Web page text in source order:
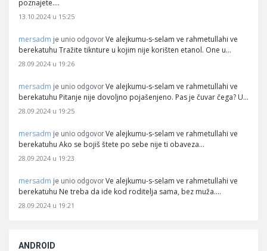
poznajete.…
13.10.2024 u 15:25
mersadm je unio odgovor Ve alejkumu-s-selam ve rahmetullahi ve
berekatuhu Tražite tiknture u kojim nije korišten etanol. One u…
28.09.2024 u 19:26
mersadm je unio odgovor Ve alejkumu-s-selam ve rahmetullahi ve
berekatuhu Pitanje nije dovoljno pojašenjeno. Pas je čuvar čega? U…
28.09.2024 u 19:25
mersadm je unio odgovor Ve alejkumu-s-selam ve rahmetullahi ve
berekatuhu Ako se bojiš štete po sebe nije ti obaveza…
28.09.2024 u 19:23
mersadm je unio odgovor Ve alejkumu-s-selam ve rahmetullahi ve
berekatuhu Ne treba da ide kod roditelja sama, bez muža.…
28.09.2024 u 19:21
ANDROID